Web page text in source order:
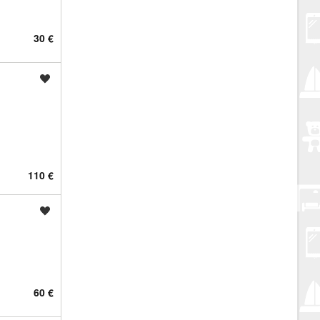
30 €
110 €
60 €